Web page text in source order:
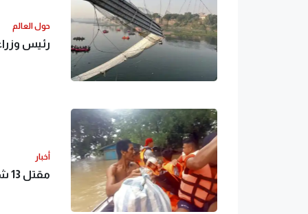
حول العالم
رئيس
أخبار
مقتل 13 شخصًا في فيضانات وانهيارات أرضية جنوب الفلبين